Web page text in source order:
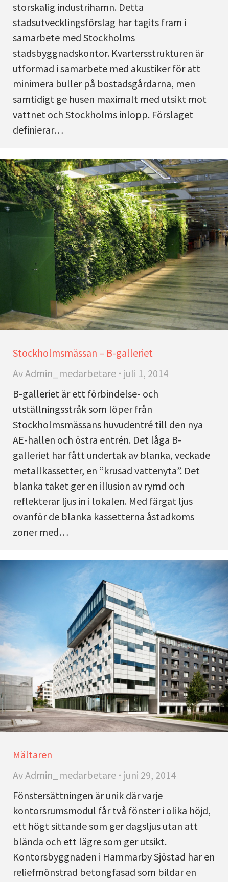
storskalig industrihamn. Detta
stadsutvecklingsförslag har tagits fram i
samarbete med Stockholms
stadsbyggnadskontor. Kvartersstrukturen är
utformad i samarbete med akustiker för att
minimera buller på bostadsgårdarna, men
samtidigt ge husen maximalt med utsikt mot
vattnet och Stockholms inlopp. Förslaget
definierar…
Stockholmsmässan – B-galleriet
AvAdmin_medarbetare
juli 1, 2014
B-galleriet är ett förbindelse- och
utställningsstråk som löper från
Stockholmsmässans huvudentré till den nya
AE-hallen och östra entrén. Det låga B-
galleriet har fått undertak av blanka, veckade
metallkassetter, en ”krusad vattenyta”. Det
blanka taket ger en illusion av rymd och
reflekterar ljus in i lokalen. Med färgat ljus
ovanför de blanka kassetterna åstadkoms
zoner med…
Mältaren
AvAdmin_medarbetare
juni 29, 2014
Fönstersättningen är unik där varje
kontorsrumsmodul får två fönster i olika höjd,
ett högt sittande som ger dagsljus utan att
blända och ett lägre som ger utsikt.
Kontorsbyggnaden i Hammarby Sjöstad har en
reliefmönstrad betongfasad som bildar en